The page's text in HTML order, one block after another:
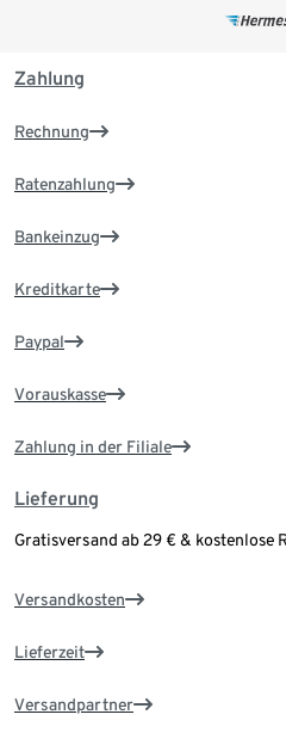
Zahlung
Rechnung
Ratenzahlung
Bankeinzug
Kreditkarte
Paypal
Vorauskasse
Zahlung in der Filiale
Lieferung
Gratisversand ab 29 € & kostenlose
Versandkosten
Lieferzeit
Versandpartner